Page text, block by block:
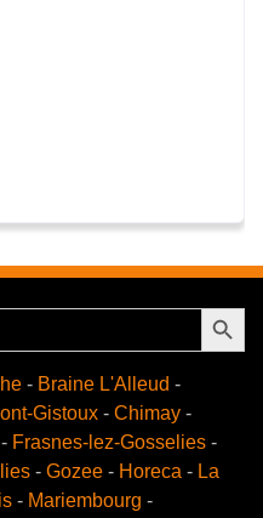
Search Button
- Braine L'Alleud -
Gistoux - Chimay -
- Frasnes-lez-Gosselies -
- Gozee - Horeca - La
- Mariembourg -